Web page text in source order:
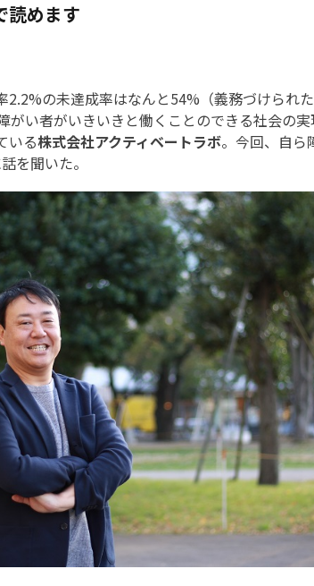
読めます
2.2%の未達成率はなんと54%（義務づけられ
がい者がいきいきと働くことのできる社会の
いる株式会社アクティベートラボ。今回、自ら
を聞いた。